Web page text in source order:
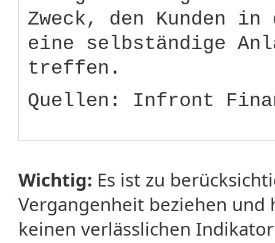
Zweck, den Kunden
eine selbständige
treffen.
Quellen: Infront
Wichtig: Es ist zu
Vergangenheit beziehen
keinen verlässlichen